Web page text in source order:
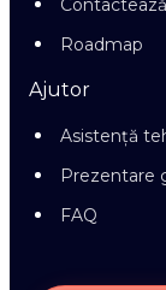
Roadmap
Ajutor
Asistență
Prezentare
FAQ